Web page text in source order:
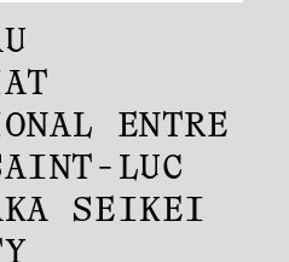
ENTRE
LUC
SEIKEI